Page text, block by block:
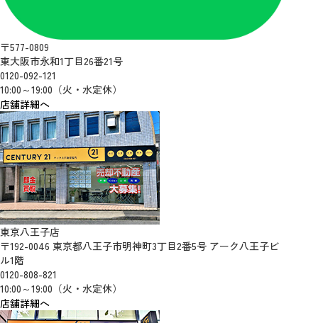
〒577-0809
東大阪市永和1丁目26番21号
0120-092-121
10:00～19:00（火・水定休）
店舗詳細へ
東京八王子店
〒192-0046 東京都八王子市明神町3丁目2番5号 アーク八王子ビ
ル1階
0120-808-821
10:00～19:00（火・水定休）
店舗詳細へ